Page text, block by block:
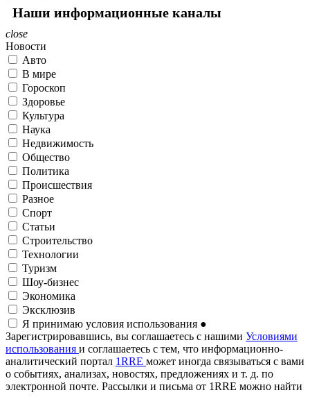
Наши информационные каналы
close
Новости
Авто
В мире
Гороскоп
Здоровье
Культура
Наука
Недвижимость
Общество
Политика
Происшествия
Разное
Спорт
Статьи
Строительство
Технологии
Туризм
Шоу-бизнес
Экономика
Эксклюзив
Я принимаю условия использования ●
Зарегистрировавшись, вы соглашаетесь с нашими Условиями
использования и соглашаетесь с тем, что информационно-
аналитический портал 1RRE может иногда связываться с вами
о событиях, анализах, новостях, предложениях и т. д. по
электронной почте. Рассылки и письма от 1RRE можно найти